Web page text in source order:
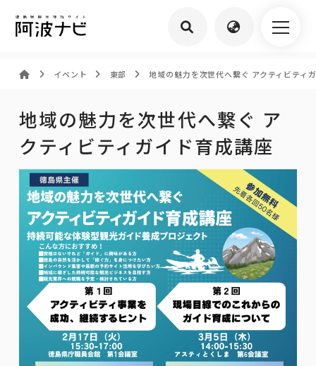
イベント 東部 地域の魅力を次世代へ繋ぐ アクティビティ
地域の魅力を次世代へ繋ぐ ア
クティビティガイド育成講座